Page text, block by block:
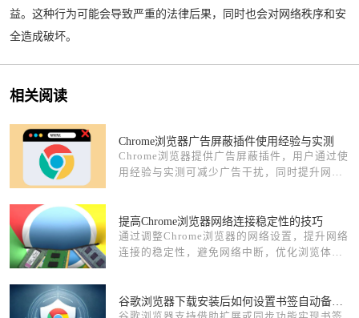
益。这种行为可能会导致严重的法律后果，同时也会对网络秩序和安
全造成破坏。
相关阅读
Chrome浏览器广告屏蔽插件使用经验与实测
Chrome浏览器提供广告屏蔽插件，用户通过使
用经验与实测可减少广告干扰，同时提升网页
提高Chrome浏览器网络连接稳定性的技巧
通过调整Chrome浏览器的网络设置，提升网络
连接的稳定性，避免网络中断，优化浏览体
谷歌浏览器下载安装后如何设置书签自动备份计划